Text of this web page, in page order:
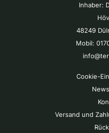
Inhaber:
48249
Mobil:
Cookie-
Versand und